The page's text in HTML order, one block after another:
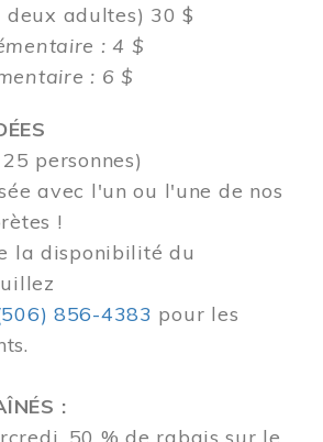
adultes) 30 $
: 4 $
: 6 $
personnes)
avec l'un ou l'une de nos
!
la disponibilité du
856-4383 pour les
: